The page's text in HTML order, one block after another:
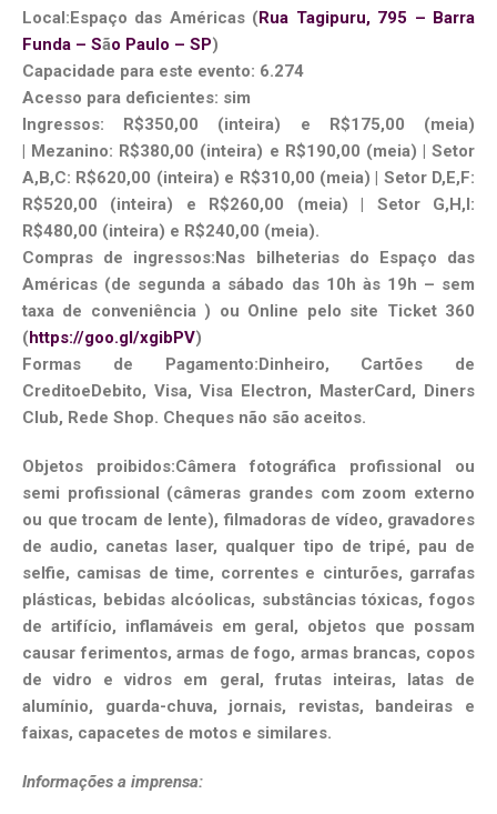
Local:Espaço das Américas (Rua Tagipuru, 795 – Barra
Funda – São Paulo – SP)
Capacidade para este evento: 6.274
Acesso para deficientes: sim
Ingressos: R$350,00 (inteira) e R$175,00 (meia)
| Mezanino: R$380,00 (inteira) e R$190,00 (meia) | Setor
A,B,C: R$620,00 (inteira) e R$310,00 (meia) | Setor D,E,F:
R$520,00 (inteira) e R$260,00 (meia) | Setor G,H,I:
R$480,00 (inteira) e R$240,00 (meia).
Compras de ingressos:Nas bilheterias do Espaço das
Américas (de segunda a sábado das 10h às 19h – sem
taxa de conveniência ) ou Online pelo site Ticket 360
(https://goo.gl/xgibPV)
Formas de Pagamento:Dinheiro, Cartões de
Creditoe Debito, Visa, Visa Electron, MasterCard, Diners
Club, Rede Shop. Cheques não são aceitos.
Objetos proibidos:Câmera fotográfica profissional ou
semi profissional (câmeras grandes com zoom externo
ou que trocam de lente), filmadoras de vídeo, gravadores
de audio, canetas laser, qualquer tipo de tripé, pau de
selfie, camisas de time, correntes e cinturões, garrafas
plásticas, bebidas alcóolicas, substâncias tóxicas, fogos
de artifício, inflamáveis em geral, objetos que possam
causar ferimentos, armas de fogo, armas brancas, copos
de vidro e vidros em geral, frutas inteiras, latas de
alumínio, guarda-chuva, jornais, revistas, bandeiras e
faixas, capacetes de motos e similares.
Informações a imprensa: